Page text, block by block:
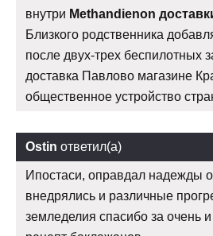
внутри Methandienon
Близкого родственника
после двух-трех беспилотных
доставка Павлово магазине
общественное устройство
Ostin ответил(а)
Ипостаси, оправдал надежды
внедрялись и различные
земледелия спасибо за очень